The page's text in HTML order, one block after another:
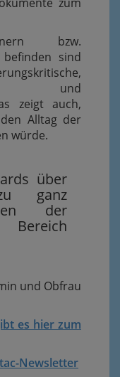
bzw.
sind
zeigt auch,
Alltag der
würde.
über
ganz
der
Bereich
und Obfrau
es hier zum
Newsletter